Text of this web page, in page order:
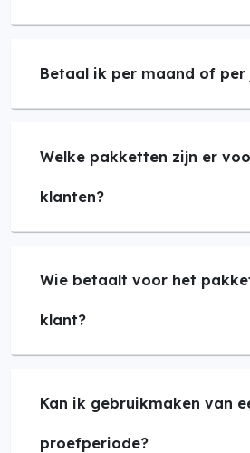
Betaal ik per maand of per
Welke pakketten zijn er
klanten?
Wie betaalt voor het
klant?
Kan ik gebruikmaken van
proefperiode?